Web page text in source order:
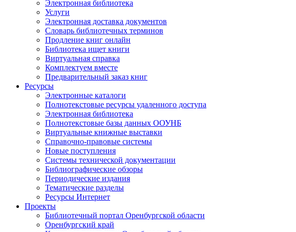
Электронная библиотека
Услуги
Электронная доставка документов
Словарь библиотечных терминов
Продление книг онлайн
Библиотека ищет книги
Виртуальная справка
Комплектуем вместе
Предварительный заказ книг
Ресурсы
Электронные каталоги
Полнотекстовые ресурсы удаленного доступа
Электронная библиотека
Полнотекстовые базы данных ООУНБ
Виртуальные книжные выставки
Справочно-правовые системы
Новые поступления
Cистемы технической документации
Библиографические обзоры
Периодические издания
Тематические разделы
Ресурсы Интернет
Проекты
Библиотечный портал Оренбургской области
Оренбургский край